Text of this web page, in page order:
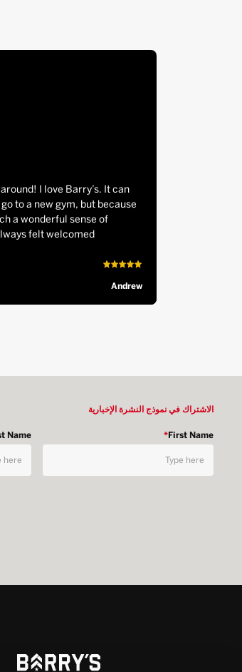
I love Barry’s. It can
to a new gym, but because
a wonderful sense of
felt welcomed.
Andrew
الاشتراك في نموذج النشرة الإخبارية
First Name
*
Name